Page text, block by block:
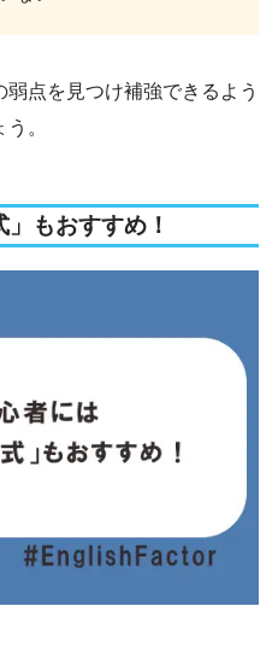
点を見つけ補強できるよう
。
もおすすめ！